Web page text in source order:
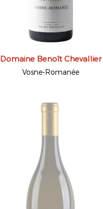
Domaine Benoît Chevallier
Vosne-Romanée